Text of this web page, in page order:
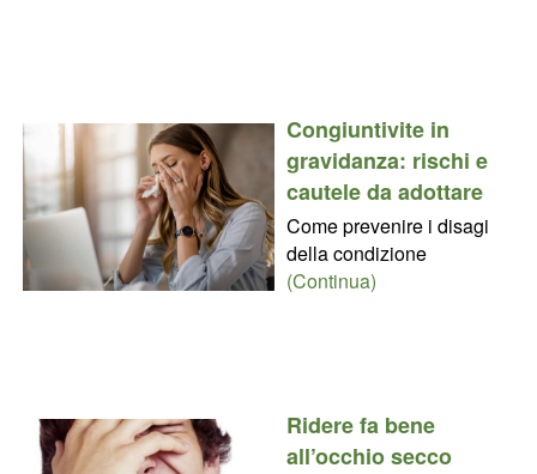
Congiuntivite in
gravidanza: rischi e
cautele da adottare
Come prevenire i disagi
della condizione
(Continua)
Ridere fa bene
all’occhio secco